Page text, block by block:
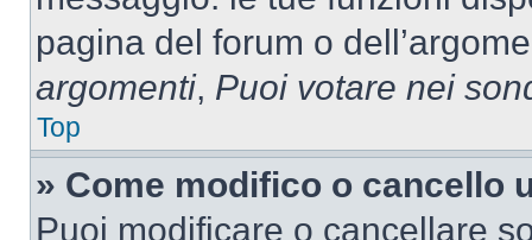
pagina del forum o
argomenti, Puoi votare nei
Top
» Come modifico o cancello
Puoi modificare o cancellare